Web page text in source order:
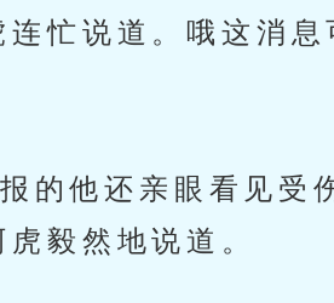
忙说道。哦这消
他还亲眼看见受
毅然地说道。